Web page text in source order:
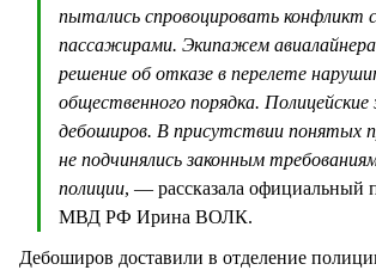
пытались спровоцировать конфликт
пассажирами. Экипажем
решение об отказе в перелете
общественного порядка.
дебоширов. В присутствии понятых
не подчинялись законным
полиции, — рассказала официальный
МВД РФ Ирина ВОЛК.
Дебоширов доставили в отделение